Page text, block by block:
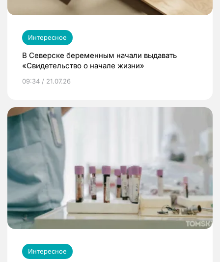
Интересное
В Северске беременным начали выдавать
«Свидетельство о начале жизни»
09:34 / 21.07.26
Интересное